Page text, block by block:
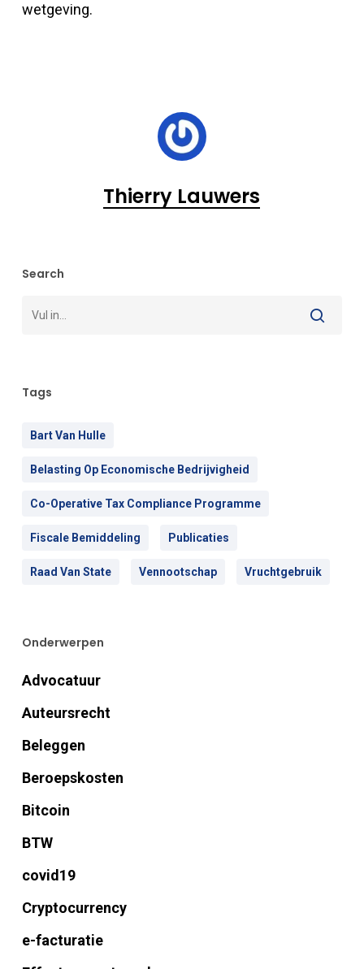
wetgeving.
Thierry Lauwers
Search
Tags
Bart Van Hulle
Belasting Op Economische Bedrijvigheid
Co-Operative Tax Compliance Programme
Fiscale Bemiddeling Publicaties
Raad Van State Vennootschap Vruchtgebruik
Onderwerpen
Advocatuur
Auteursrecht
Beleggen
Beroepskosten
Bitcoin
BTW
covid19
Cryptocurrency
e-facturatie